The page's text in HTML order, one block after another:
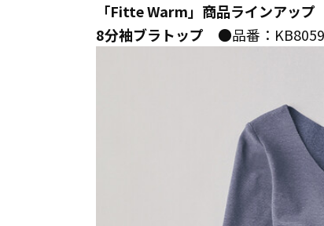
「Fitte Warm」商品ラインアップ
8分袖ブラトップ ●品番：